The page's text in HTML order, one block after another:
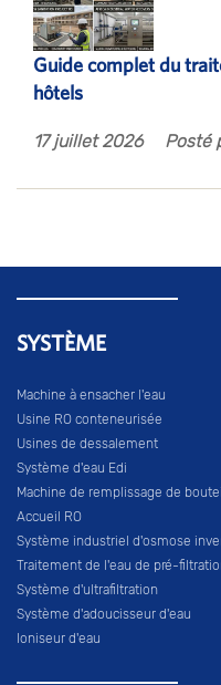
Guide complet du
hôtels
17 juillet 2026 Posté
SYSTÈME
Machine à ensacher l'eau
Usine RO conteneurisée
Usines de dessalement
Système d'eau Edi
Machine de remplissage de
Accueil RO
Système industriel d'osmose
Traitement de l'eau de pré-
Système d'ultrafiltration
Système d'adoucisseur d'eau
Ioniseur d'eau